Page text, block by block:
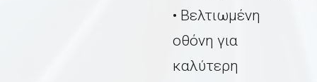
• Βελτιωμένη
οθόνη για
καλύτερη